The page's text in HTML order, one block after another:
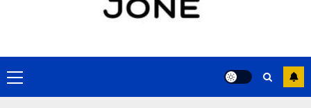
Primary
Menu